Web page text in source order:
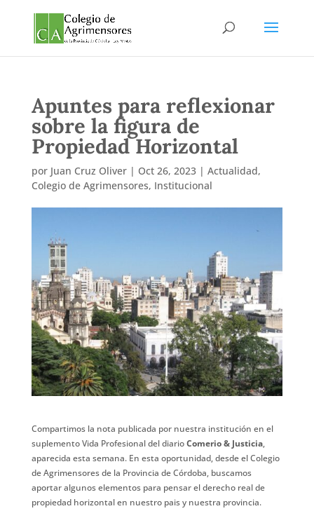
Apuntes para reflexionar
sobre la figura de
Propiedad Horizontal
por Juan Cruz Oliver| Oct 26, 2023| Actualidad,
Colegio de Agrimensores, Institucional
Compartimos la nota publicada por nuestra institución en el
suplemento Vida Profesional del diarioComerio & Justicia,
aparecida esta semana. En esta oportunidad, desde el Colegio
de Agrimensores de la Provincia de Córdoba, buscamos
aportar algunos elementos para pensar el derecho real de
propiedad horizontal en nuestro pais y nuestra provincia.